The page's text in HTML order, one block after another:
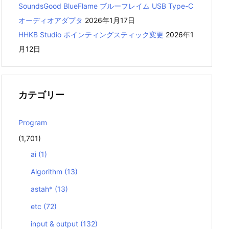
SoundsGood BlueFlame ブルーフレイム USB Type-C
オーディオアダプタ 2026年1月17日
HHKB Studio ポインティングスティック変更 2026年1
月12日
カテゴリー
Program
(1,701)
ai (1)
Algorithm (13)
astah* (13)
etc (72)
input & output (132)